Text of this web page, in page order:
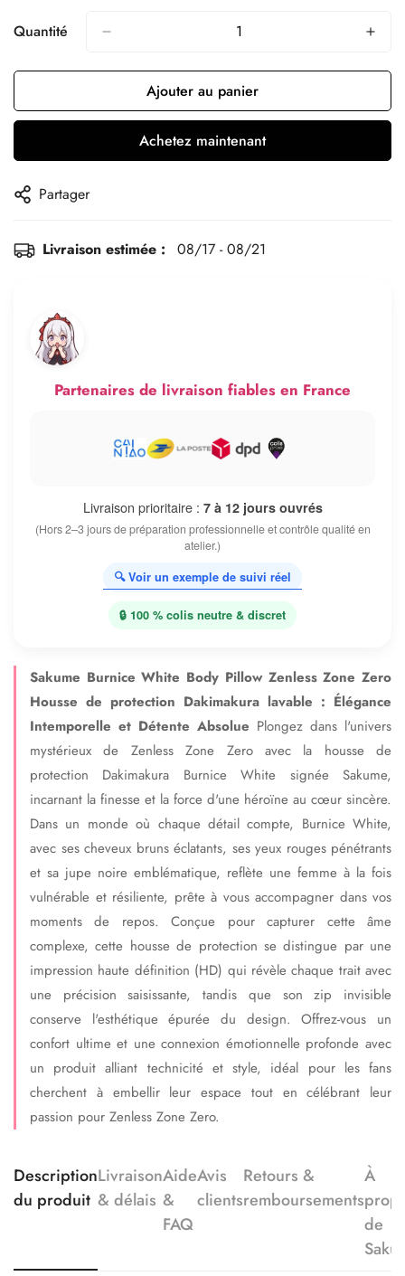
Quantité
Ajouter au panier
Achetez maintenant
Partager
Livraison estimée : 08/17 - 08/21
Partenaires de livraison fiables en France
Livraison prioritaire : 7 à 12 jours ouvrés
(Hors 2–3 jours de préparation professionnelle et contrôle qualité en
atelier.)
🔍 Voir un exemple de suivi réel
🔒 100 % colis neutre & discret
Sakume Burnice White Body Pillow Zenless Zone Zero
Housse de protection Dakimakura lavable : Élégance
Intemporelle et Détente Absolue Plongez dans l'univers
mystérieux de Zenless Zone Zero avec la housse de
protection Dakimakura Burnice White signée Sakume,
incarnant la finesse et la force d'une héroïne au cœur sincère.
Dans un monde où chaque détail compte, Burnice White,
avec ses cheveux bruns éclatants, ses yeux rouges pénétrants
et sa jupe noire emblématique, reflète une femme à la fois
vulnérable et résiliente, prête à vous accompagner dans vos
moments de repos. Conçue pour capturer cette âme
complexe, cette housse de protection se distingue par une
impression haute définition (HD) qui révèle chaque trait avec
une précision saisissante, tandis que son zip invisible
conserve l'esthétique épurée du design. Offrez-vous un
confort ultime et une connexion émotionnelle profonde avec
un produit alliant technicité et style, idéal pour les fans
cherchent à embellir leur espace tout en célébrant leur
passion pour Zenless Zone Zero.
Description
du produit
Livraison
& délais
Aide
&
FAQ
Avis
clients
Retours &
remboursements
À
de